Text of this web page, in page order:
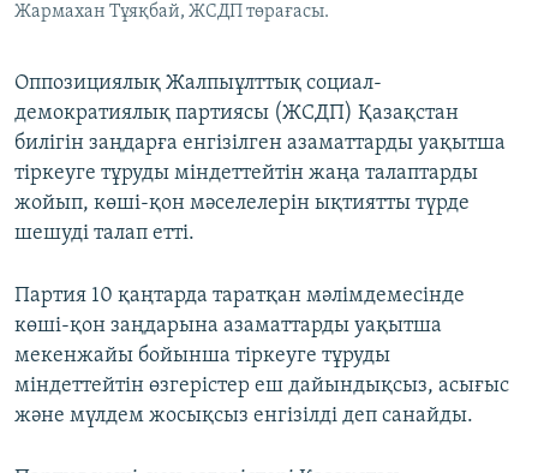
Жармахан Тұяқбай, ЖСДП төрағасы.
Оппозициялық Жалпыұлттық социал-
демократиялық партиясы (ЖСДП) Қазақстан
билігін заңдарға енгізілген азаматтарды уақытша
тіркеуге тұруды міндеттейтін жаңа талаптарды
жойып, көші-қон мәселелерін ықтиятты түрде
шешуді талап етті.
Партия 10 қаңтарда таратқан мәлімдемесінде
көші-қон заңдарына азаматтарды уақытша
мекенжайы бойынша тіркеуге тұруды
міндеттейтін өзгерістер еш дайындықсыз, асығыс
және мүлдем жосықсыз енгізілді деп санайды.